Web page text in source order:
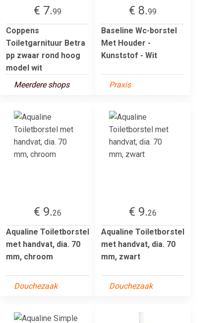
€ 7.99
Coppens
Toiletgarnituur Betra
pp zwaar rond hoog
model wit
Meerdere shops
€ 8.99
Baseline Wc-borstel
Met Houder -
Kunststof - Wit
Praxis
€ 9.26
Aqualine Toiletborstel
met handvat, dia. 70
mm, chroom
Douchezaak
€ 9.26
Aqualine Toiletborstel
met handvat, dia. 70
mm, zwart
Douchezaak